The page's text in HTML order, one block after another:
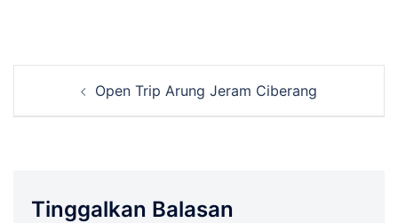
Tulisan Open Trip Arung Jeram Ciberang
Tinggalkan Balasan